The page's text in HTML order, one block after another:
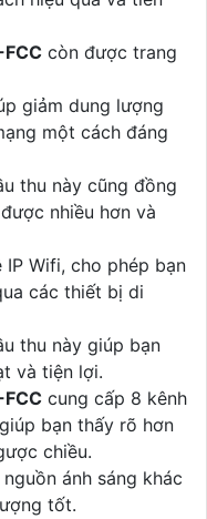
còn được trang
giảm dung lượng
một cách đáng
thu này cũng đồng
nhiều hơn và
Wifi, cho phép bạn
các thiết bị di
thu này giúp bạn
và tiện lợi.
cung cấp 8 kênh
bạn thấy rõ hơn
chiều.
ánh sáng khác
tốt.